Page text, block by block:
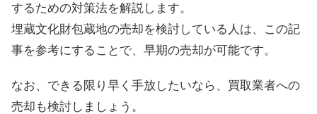
するための対策法を解説します。
埋蔵文化財包蔵地の売却を検討している人は、この記
事を参考にすることで、早期の売却が可能です。
なお、できる限り早く手放したいなら、買取業者への
売却も検討しましょう。